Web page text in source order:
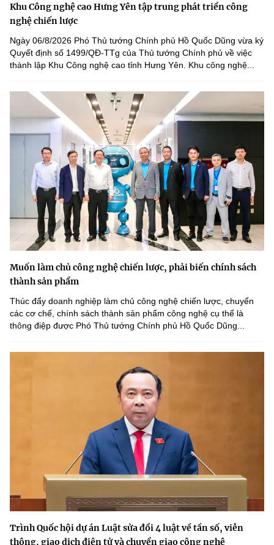
Khu Công nghệ cao Hưng Yên tập trung phát triển công
nghệ chiến lược
Ngày 06/8/2026 Phó Thủ tướng Chính phủ Hồ Quốc Dũng vừa ký
Quyết định số 1499/QĐ-TTg của Thủ tướng Chính phủ về việc
thành lập Khu Công nghệ cao tỉnh Hưng Yên. Khu công nghệ...
Muốn làm chủ công nghệ chiến lược, phải biến chính sách
thành sản phẩm
Thúc đẩy doanh nghiệp làm chủ công nghệ chiến lược, chuyển
các cơ chế, chính sách thành sản phẩm công nghệ cụ thể là
thông điệp được Phó Thủ tướng Chính phủ Hồ Quốc Dũng...
Trình Quốc hội dự án Luật sửa đổi 4 luật về tần số, viễn
thông, giao dịch điện tử và chuyển giao công nghệ